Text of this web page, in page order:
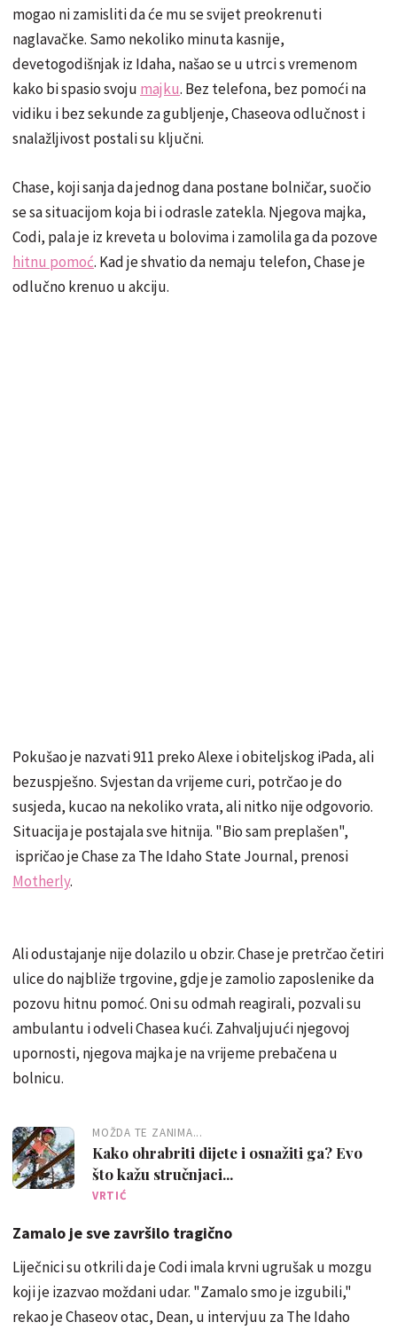
mogao ni zamisliti da će mu se svijet preokrenuti
naglavačke. Samo nekoliko minuta kasnije,
devetogodišnjak iz Idaha, našao se u utrci s vremenom
kako bi spasio svoju majku. Bez telefona, bez pomoći na
vidiku i bez sekunde za gubljenje, Chaseova odlučnost i
snalažljivost postali su ključni.
Chase, koji sanja da jednog dana postane bolničar, suočio
se sa situacijom koja bi i odrasle zatekla. Njegova majka,
Codi, pala je iz kreveta u bolovima i zamolila ga da pozove
hitnu pomoć. Kad je shvatio da nemaju telefon, Chase je
odlučno krenuo u akciju.
Pokušao je nazvati 911 preko Alexe i obiteljskog iPada, ali
bezuspješno. Svjestan da vrijeme curi, potrčao je do
susjeda, kucao na nekoliko vrata, ali nitko nije odgovorio.
Situacija je postajala sve hitnija. "Bio sam preplašen",
ispričao je Chase za The Idaho State Journal, prenosi
Motherly.
Ali odustajanje nije dolazilo u obzir. Chase je pretrčao četiri
ulice do najbliže trgovine, gdje je zamolio zaposlenike da
pozovu hitnu pomoć. Oni su odmah reagirali, pozvali su
ambulantu i odveli Chasea kući. Zahvaljujući njegovoj
upornosti, njegova majka je na vrijeme prebačena u
bolnicu.
MOŽDA TE ZANIMA...
Kako ohrabriti dijete i osnažiti ga? Evo
što kažu stručnjaci...
VRTIĆ
Zamalo je sve završilo tragično
Liječnici su otkrili da je Codi imala krvni ugrušak u mozgu
koji je izazvao moždani udar. "Zamalo smo je izgubili,"
rekao je Chaseov otac, Dean, u intervjuu za The Idaho